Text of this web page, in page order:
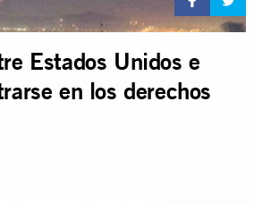
Estados Unidos e
en los derechos